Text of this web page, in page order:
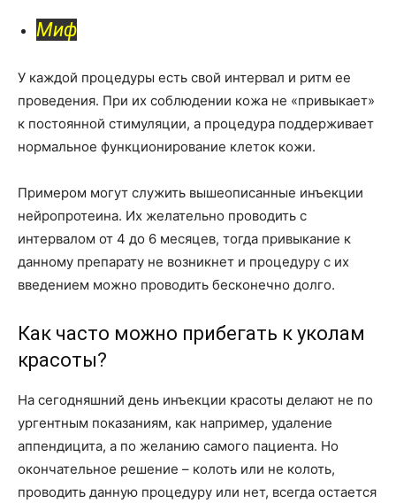
Миф
У каждой процедуры есть свой интервал и ритм ее
проведения. При их соблюдении кожа не «привыкает»
к постоянной стимуляции, а процедура поддерживает
нормальное функционирование клеток кожи.
Примером могут служить вышеописанные инъекции
нейропротеина. Их желательно проводить с
интервалом от 4 до 6 месяцев, тогда привыкание к
данному препарату не возникнет и процедуру с их
введением можно проводить бесконечно долго.
Как часто можно прибегать к уколам
красоты?
На сегодняшний день инъекции красоты делают не по
ургентным показаниям, как например, удаление
аппендицита, а по желанию самого пациента. Но
окончательное решение – колоть или не колоть,
проводить данную процедуру или нет, всегда остается